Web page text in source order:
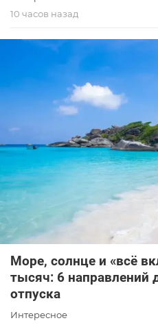
10 часов назад
Море, солнце и «всё
тысяч: 6 направлений
отпуска
Интересное